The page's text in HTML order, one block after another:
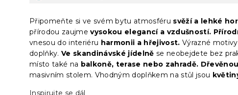
Připomeňte si ve svém bytu atmosféru svěží a lehké
přírodou zaujmevysokou elegancí a vzdušností.
vnesou do interiéru harmonii a hřejivost. Výrazné
doplňky. Ve skandinávské jídelně se neobejdete bez
místo také na balkoně, terase nebo zahradě.
masivním stolem. Vhodným doplňkem na stůl jsou
Inspirujte se dál